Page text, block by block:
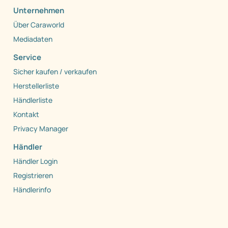
Unternehmen
Über Caraworld
Mediadaten
Service
Sicher kaufen / verkaufen
Herstellerliste
Händlerliste
Kontakt
Privacy Manager
Händler
Händler Login
Registrieren
Händlerinfo